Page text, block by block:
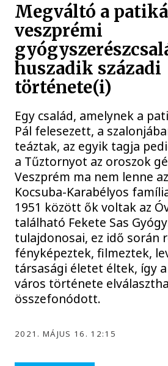
Megváltó a
veszprémi
huszadik századi
története(i)
Egy család, amelynek a
Pál felesezett, a
teáztak, az egyik tagja
a Tűztornyot az oroszok
Veszprém ma nem lenne
Kocsuba-Karabélyos
1951 között ők voltak az
található Fekete Sas
tulajdonosai, ez idő során
fényképeztek, filmeztek,
társasági életet éltek, így a
város története
összefonódott.
2021. MÁJUS 16. 12:15